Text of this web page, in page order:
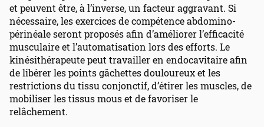
et peuvent être, à l’inverse, un facteur aggravant. Si
nécessaire, les exercices de compétence abdomino-
périnéale seront proposés afin d’améliorer l’efficacité
musculaire et l’automatisation lors des efforts. Le
kinésithérapeute peut travailler en endocavitaire afin
de libérer les points gâchettes douloureux et les
restrictions du tissu conjonctif, d’étirer les muscles, de
mobiliser les tissus mous et de favoriser le
relâchement.